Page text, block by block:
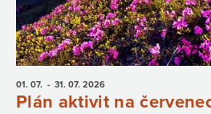
01. 07. - 31. 07. 2026
Plán aktivit na